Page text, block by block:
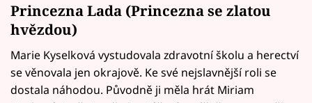
Princezna Lada (Princezna se zlatou
hvězdou)
Marie Kyselková vystudovala zdravotní školu a herectví
se věnovala jen okrajově. Ke své nejslavnější roli se
dostala náhodou. Původně ji měla hrát Miriam